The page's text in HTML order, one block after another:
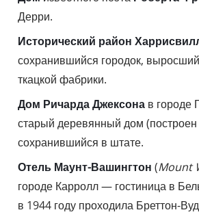
Дерри.
Исторический район
сохранившийся городок, выросший
ткацкой фабрики.
Дом Ричарда Джексона в городе
старый деревянный дом (построен
сохранившийся в штате.
Отель Маунт-Вашингтон (Mount
городе Карролл — гостиница в
в 1944 году проходила Бреттон-